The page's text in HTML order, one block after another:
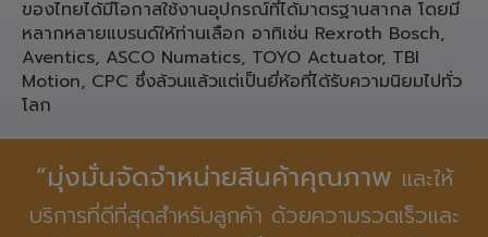
ของไทยได้มีโอกาสใช้งานอุปกรณ์ที่ได้มาตรฐานสากล โดยมี
หลากหลายแบรนด์ให้ท่านเลือก อาทิเช่น Rexroth Bosch,
Aventics, ASCO Numatics, TOYO Actuator, TBI
Motion, CPC ซึ่งล้วนแล้วแต่เป็นยี่ห้อที่ได้รับความนิยมไปทั่ว
โลก
“มุ่งมั่นจัดจำหน่ายสินค้าคุณภาพ และให้
บริการที่ดีที่สุดสำหรับลูกค้า ด้วยความรวดเร็วและ